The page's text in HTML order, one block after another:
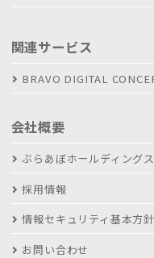
関連サービス
BRAVO DIGITAL
会社概要
ぶらあぼホールディングス
採用情報
情報セキュリティ基本方針
お問い合わせ